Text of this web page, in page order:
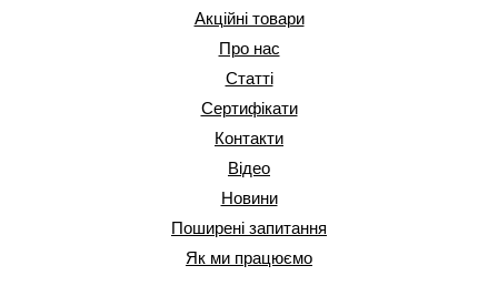
Акційні товари
Про нас
Статті
Сертифікати
Контакти
Відео
Новини
Поширені запитання
Як ми працюємо